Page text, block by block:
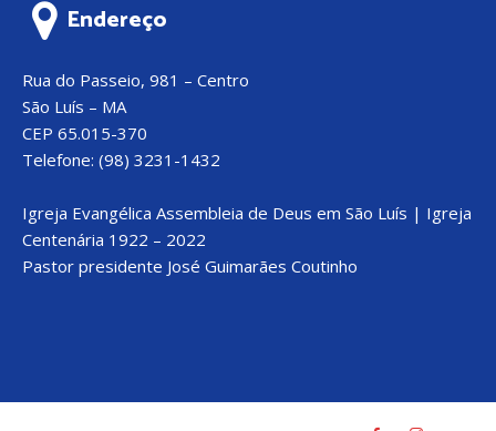
Endereço
Rua do Passeio, 981 – Centro
São Luís – MA
CEP 65.015-370
Telefone: (98) 3231-1432
Igreja Evangélica Assembleia de Deus em São Luís | Igreja
Centenária 1922 – 2022
Pastor presidente José Guimarães Coutinho